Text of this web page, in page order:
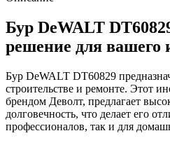
Бур DeWALT
решение для вашего
Бур DeWALT DT60829
строительстве и ремонте. Этот
брендом Деволт, предлагает
долговечность, что делает его
профессионалов, так и для